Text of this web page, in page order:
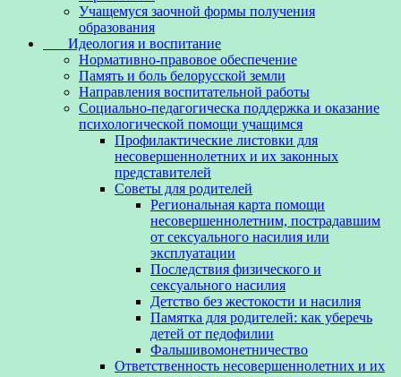
Учащемуся заочной формы получения
образования
Идеология и воспитание
Нормативно-правовое обеспечение
Память и боль белорусской земли
Направления воспитательной работы
Социально-педагогическа поддержка и оказание
психологической помощи учащимся
Профилактические листовки для
несовершеннолетних и их законных
представителей
Советы для родителей
Региональная карта помощи
несовершеннолетним, пострадавшим
от сексуального насилия или
эксплуатации
Последствия физического и
сексуального насилия
Детство без жестокости и насилия
Памятка для родителей: как уберечь
детей от педофилии
Фальшивомонетничество
Ответственность несовершеннолетних и их